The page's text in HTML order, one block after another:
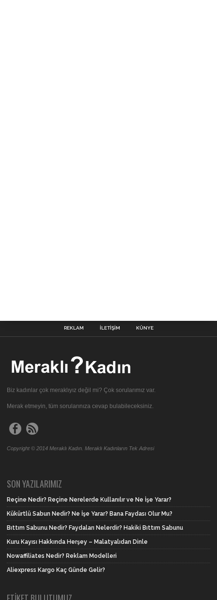
REKLAM İLETIŞIM KÜNYE
Biz kadınlar çok meraklıyız değil mi? Çok sorularımız var.
Merak etmeyin, tüm sorularınıza cevap bulabileceksiniz.
Copyright © 2014 Meraklı Kadın. Meraklı Kadınların Tek Adresi
SON YAZILARIMIZ
Reçine Nedir? Reçine Nerelerde Kullanılır ve Ne İşe Yarar?
Kükürtlü Sabun Nedir? Ne İşe Yarar? Bana Faydası Olur Mu?
Bıttım Sabunu Nedir? Faydaları Nelerdir? Hakiki Bıttım Sabunu
Kuru Kayısı Hakkında Herşey – Malatyalıdan Dinle
Nowaffiliates Nedir? Reklam Modelleri
Aliexpress Kargo Kaç Günde Gelir?